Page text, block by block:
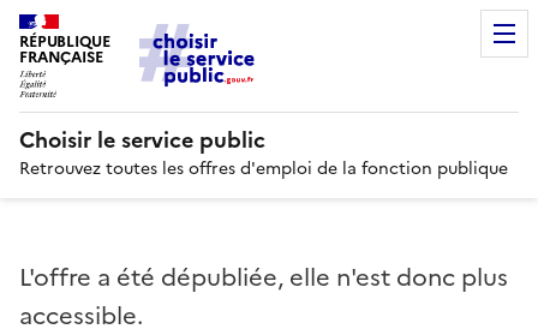
RÉPUBLIQUE
FRANÇAISE
Choisir le service public
Retrouvez toutes les offres d'emploi de la fonction publique
L'offre a été dépubliée, elle n'est donc plus
accessible.